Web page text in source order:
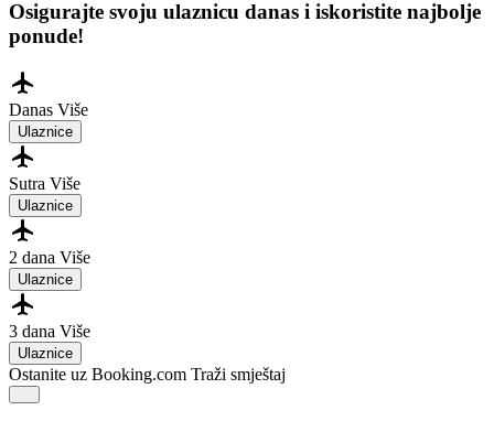
Osigurajte svoju ulaznicu danas i iskoristite najbolje
ponude!
Danas Više
Ulaznice
Sutra Više
Ulaznice
2 dana Više
Ulaznice
3 dana Više
Ulaznice
Ostanite uz Booking.com Traži smještaj